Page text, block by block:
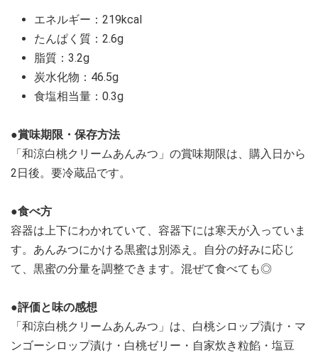
エネルギー：219kcal
たんぱく質：2.6g
脂質：3.2g
炭水化物：46.5g
食塩相当量：0.3g
●賞味期限・保存方法
「和涼白桃クリームあんみつ」の賞味期限は、購入日から
2日後。要冷蔵品です。
●食べ方
容器は上下にわかれていて、容器下には寒天が入っていま
す。あんみつにかける黒蜜は別添え。自分の好みに応じ
て、黒蜜の分量を調整できます。混ぜて食べても◎
●評価と味の感想
「和涼白桃クリームあんみつ」は、白桃シロップ漬け・マ
ンゴーシロップ漬け・白桃ゼリー・自家炊き粒餡・塩豆